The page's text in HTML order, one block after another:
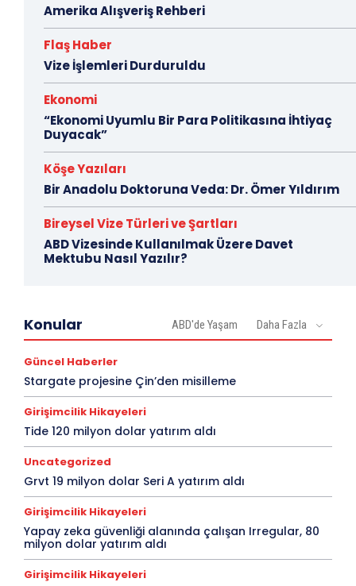
Amerika Alışveriş Rehberi
Flaş Haber
Vize İşlemleri Durduruldu
Ekonomi
“Ekonomi Uyumlu Bir Para Politikasına İhtiyaç
Duyacak”
Köşe Yazıları
Bir Anadolu Doktoruna Veda: Dr. Ömer Yıldırım
Bireysel Vize Türleri ve Şartları
ABD Vizesinde Kullanılmak Üzere Davet
Mektubu Nasıl Yazılır?
Konular ABD'de Yaşam Daha Fazla
Güncel Haberler
Stargate projesine Çin’den misilleme
Girişimcilik Hikayeleri
Tide 120 milyon dolar yatırım aldı
Uncategorized
Grvt 19 milyon dolar Seri A yatırım aldı
Girişimcilik Hikayeleri
Yapay zeka güvenliği alanında çalışan Irregular, 80
milyon dolar yatırım aldı
Girişimcilik Hikayeleri